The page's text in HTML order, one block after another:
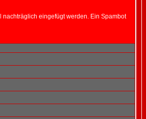
eingefügt werden. Ein Spambot